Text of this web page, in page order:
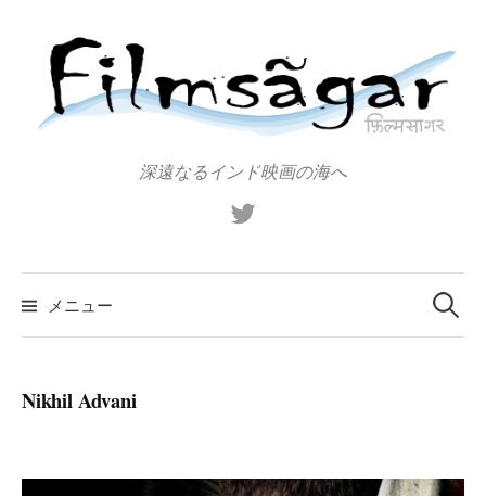
プ
深遠なるインド映画の海へ
メニュー
検
索:
Nikhil Advani